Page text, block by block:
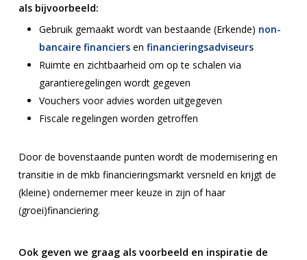
als bijvoorbeeld:
Gebruik gemaakt wordt van bestaande (Erkende) non-
bancaire financiersen financieringsadviseurs
Ruimte en zichtbaarheid om op te schalen via
garantieregelingen wordt gegeven
Vouchers voor advies worden uitgegeven
Fiscale regelingen worden getroffen
Door de bovenstaande punten wordt de modernisering en
transitie in de mkb financieringsmarkt versneld en krijgt de
(kleine) ondernemer meer keuze in zijn of haar
(groei)financiering.
Ook geven we graag als voorbeeld en inspiratie de